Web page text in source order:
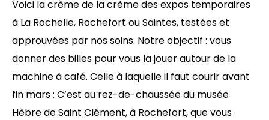
Voici la crème de la crème des expos temporaires
à La Rochelle, Rochefort ou Saintes, testées et
approuvées par nos soins. Notre objectif : vous
donner des billes pour vous la jouer autour de la
machine à café. Celle à laquelle il faut courir avant
fin mars : C’est au rez-de-chaussée du musée
Hèbre de Saint Clément, à Rochefort, que vous